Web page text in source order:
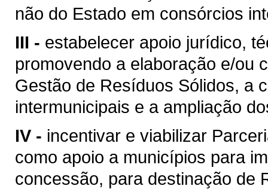
não do Estado em consórcios
III - estabelecer apoio jurídico,
promovendo a elaboração e/ou
Gestão de Resíduos Sólidos, a
intermunicipais e a ampliação
IV - incentivar e viabilizar
como apoio a municípios para
concessão, para destinação de